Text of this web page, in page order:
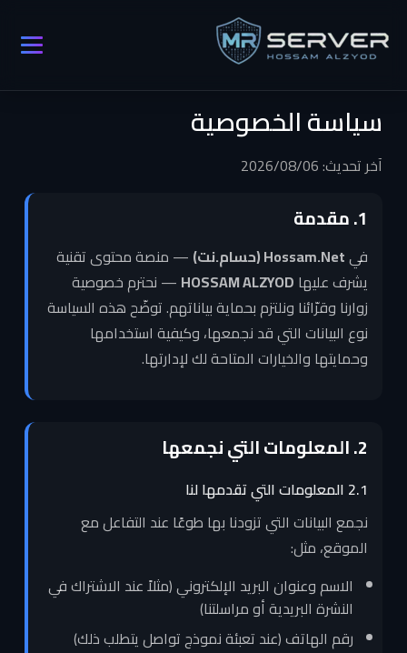
سياسة الخصوصية
آخر تحديث: 2026/08/06
1. مقدمة
فيHossam.Net (حسام.نت)
— منصة محتوى تقنية
يشرف عليها HOSSAM ALZYOD — نحترم خصوصية
زوارنا وقرّائنا ونلتزم بحماية بياناتهم. توضّح هذه السياسة
نوع البيانات التي قد نجمعها، وكيفية استخدامها
وحمايتها والخيارات المتاحة لك لإدارتها.
2. المعلومات التي نجمعها
2.1 المعلومات التي تقدمها لنا
نجمع البيانات التي تزودنا بها طوعًا عند التفاعل مع
الموقع، مثل:
الاسم وعنوان البريد الإلكتروني (مثلاً عند الاشتراك في
النشرة البريدية أو مراسلتنا)
رقم الهاتف (عند تعبئة نموذج تواصل يتطلب ذلك)